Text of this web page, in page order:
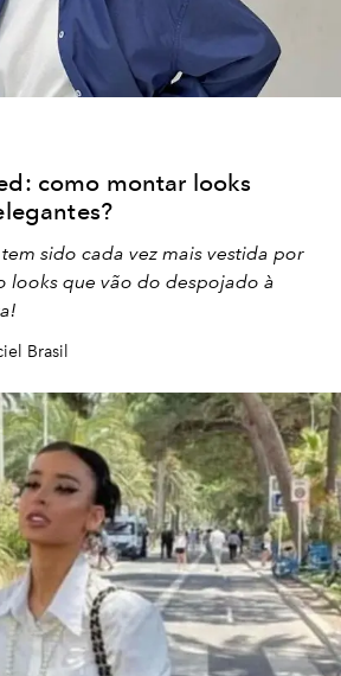
como montar looks
sido cada vez mais vestida por
looks que vão do despojado à
Brasil